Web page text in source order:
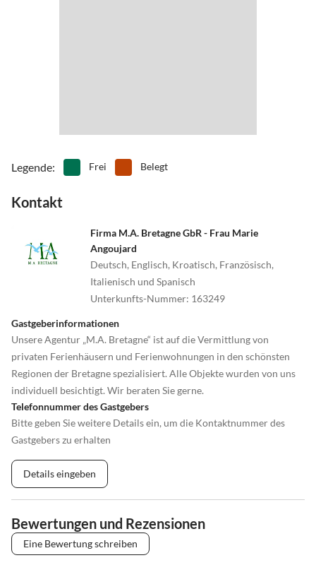
Legende: Frei Belegt
Kontakt
Firma M.A. Bretagne GbR - Frau Marie
Angoujard
Deutsch, Englisch, Kroatisch, Französisch,
Italienisch und Spanisch
Unterkunfts-Nummer: 163249
Gastgeberinformationen
Unsere Agentur „M.A. Bretagne“ ist auf die Vermittlung von
privaten Ferienhäusern und Ferienwohnungen in den schönsten
Regionen der Bretagne spezialisiert. Alle Objekte wurden von uns
individuell besichtigt. Wir beraten Sie gerne.
Telefonnummer des Gastgebers
Bitte geben Sie weitere Details ein, um die Kontaktnummer des
Gastgebers zu erhalten
Details eingeben
Bewertungen und Rezensionen
Eine Bewertung schreiben